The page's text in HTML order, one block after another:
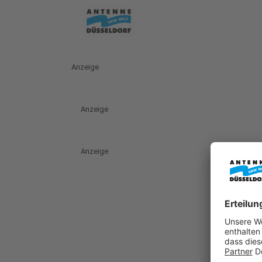
Anzeige
Anzeige
Anzeige